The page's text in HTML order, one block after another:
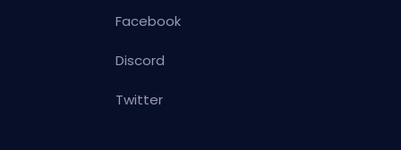
Facebook
Discord
Twitter